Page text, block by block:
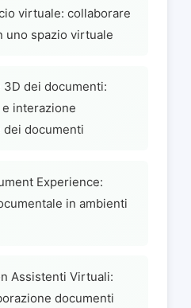
virtuale: collaborare
uno spazio virtuale
dei documenti:
interazione
documenti
Experience:
in ambienti
Assistenti Virtuali:
documenti